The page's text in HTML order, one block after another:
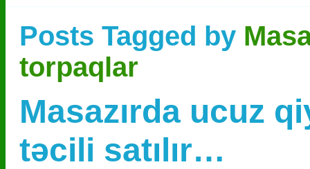
Posts Tagged by
torpaqlar
Masazırda ucuz
təcili satılır…